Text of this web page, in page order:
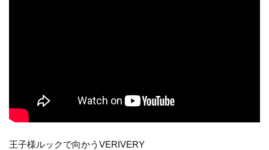
王子様ルックで向かうVERIVERY